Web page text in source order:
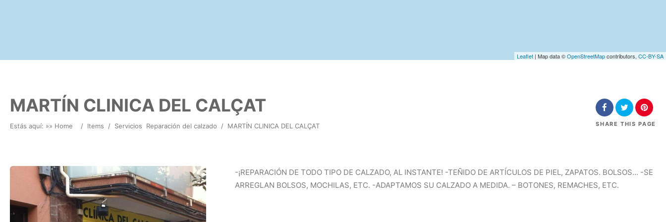
Leaflet | Map data ©OpenStreetMapcontributors, CC-BY-SA
MARTÍN CLINICA DEL CALÇAT
Estás aquí: »» Home / Items / Servicios Reparación del calzado / MARTÍN CLINICA DEL CALÇAT SHARE THIS PAGE
-¡REPARACIÓN DE TODO TIPO DE CALZADO, AL INSTANTE! -TEÑIDO DE ARTÍCULOS DE PIEL, ZAPATOS. BOLSOS… -SE
ARREGLAN BOLSOS, MOCHILAS, ETC. -ADAPTAMOS SU CALZADO A MEDIDA. – BOTONES, REMACHES, ETC.